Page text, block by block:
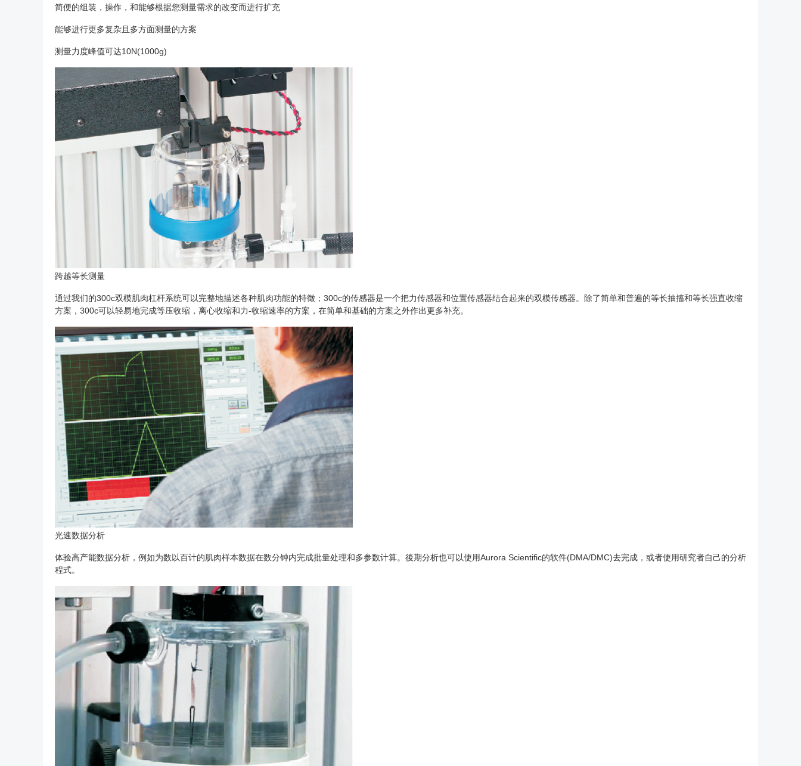
简便的组装，操作，和能够根据您测量需求的改变而进行扩充
能够进行更多复杂且多方面测量的方案
测量力度峰值可达10N(1000g)
跨越等长测量
通过我们的300c双模肌肉杠杆系统可以完整地描述各种肌肉功能的特徵；300c的传感器是一个把力传感器和位置传感器结合起来的双模传感器。除了简单和普遍的等长抽搐和等长强直收缩
方案，300c可以轻易地完成等压收缩，离心收缩和力-收缩速率的方案，在简单和基础的方案之外作出更多补充。
光速数据分析
体验高产能数据分析，例如为数以百计的肌肉样本数据在数分钟内完成批量处理和多参数计算。後期分析也可以使用Aurora Scientific的软件(DMA/DMC)去完成，或者使用研究者自己的分析
程式。